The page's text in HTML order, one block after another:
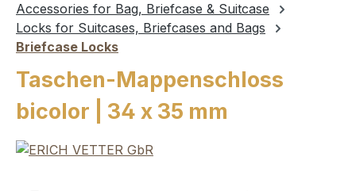
Accessories for Bag, Briefcase & Suitcase
Locks for Suitcases, Briefcases and Bags
Briefcase Locks
Taschen-Mappenschloss
bicolor | 34 x 35 mm